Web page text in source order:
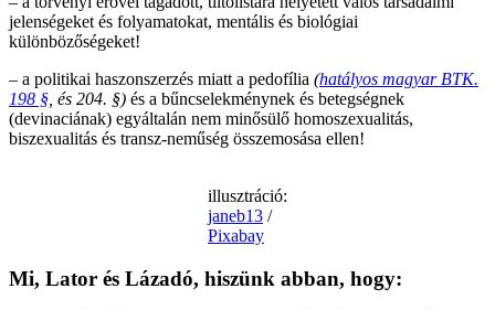
jelenségeket és folyamatokat, mentális és biológiai
különbözőségeket!
– a politikai haszonszerzés miatt a pedofília (hatályos magyar BTK.
198 § , és 204. §) és a bűncselekménynek és betegségnek
(devinaciának) egyáltalán nem minősülő homoszexualitás,
biszexualitás és transz-neműség összemosása ellen!
illusztráció:
janeb13 /
Pixabay
Mi, Lator és Lázadó, hiszünk abban, hogy: